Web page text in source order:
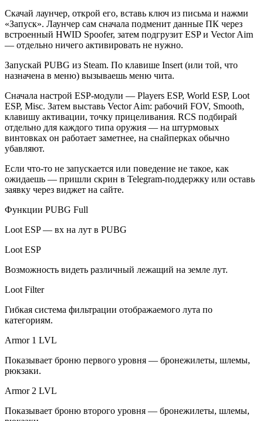
Скачай лаунчер, открой его, вставь ключ из письма и нажми
«Запуск». Лаунчер сам сначала подменит данные ПК через
встроенный HWID Spoofer, затем подгрузит ESP и Vector Aim
— отдельно ничего активировать не нужно.
Запускай PUBG из Steam. По клавише Insert (или той, что
назначена в меню) вызываешь меню чита.
Сначала настрой ESP-модули — Players ESP, World ESP, Loot
ESP, Misc. Затем выставь Vector Aim: рабочий FOV, Smooth,
клавишу активации, точку прицеливания. RCS подбирай
отдельно для каждого типа оружия — на штурмовых
винтовках он работает заметнее, на снайперках обычно
убавляют.
Если что-то не запускается или поведение не такое, как
ожидаешь — пришли скрин в Telegram-поддержку или оставь
заявку через виджет на сайте.
Функции PUBG Full
Loot ESP — вх на лут в PUBG
Loot ESP
Возможность видеть различный лежащий на земле лут.
Loot Filter
Гибкая система фильтрации отображаемого лута по
категориям.
Armor 1 LVL
Показывает броню первого уровня — бронежилеты, шлемы,
рюкзаки.
Armor 2 LVL
Показывает броню второго уровня — бронежилеты, шлемы,